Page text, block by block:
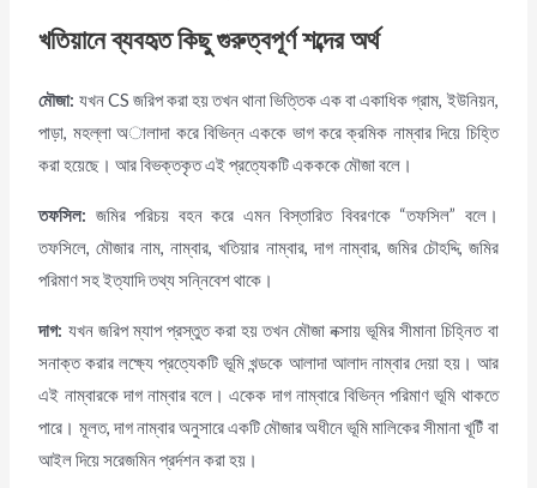
খতিয়ানেব্যবহৃতকিছুগুরুত্বপূর্ণশব্দেরঅর্থ
মৌজা: যখন CS জরিপ করা হয় তখন থানা ভিত্তিক এক বা একাধিক গ্রাম, ইউনিয়ন,
পাড়া, মহল্লা অালাদা করে বিভিন্ন এককে ভাগ করে ক্রমিক নাম্বার দিয়ে চিহ্তি
করা হয়েছে। আর বিভক্তকৃত এই প্রত্যেকটি একককে মৌজা বলে।
তফসিল: জমির পরিচয় বহন করে এমন বিস্তারিত বিবরণকে “তফসিল” বলে।
তফসিলে, মৌজার নাম, নাম্বার, খতিয়ার নাম্বার, দাগ নাম্বার, জমির চৌহদ্দি, জমির
পরিমাণ সহ ইত্যাদি তথ্য সন্নিবেশ থাকে।
দাগ: যখন জরিপ ম্যাপ প্রস্তুত করা হয় তখন মৌজা নক্সায় ভূমির সীমানা চিহ্নিত বা
সনাক্ত করার লক্ষ্যে প্রত্যেকটি ভূমি খন্ডকে আলাদা আলাদ নাম্বার দেয়া হয়। আর
এই নাম্বারকে দাগ নাম্বার বলে। একেক দাগ নাম্বারে বিভিন্ন পরিমাণ ভূমি থাকতে
পারে। মূলত, দাগ নাম্বার অনুসারে একটি মৌজার অধীনে ভূমি মালিকের সীমানা খূটিঁ বা
আইল দিয়ে সরেজমিন প্রর্দশন করা হয়।